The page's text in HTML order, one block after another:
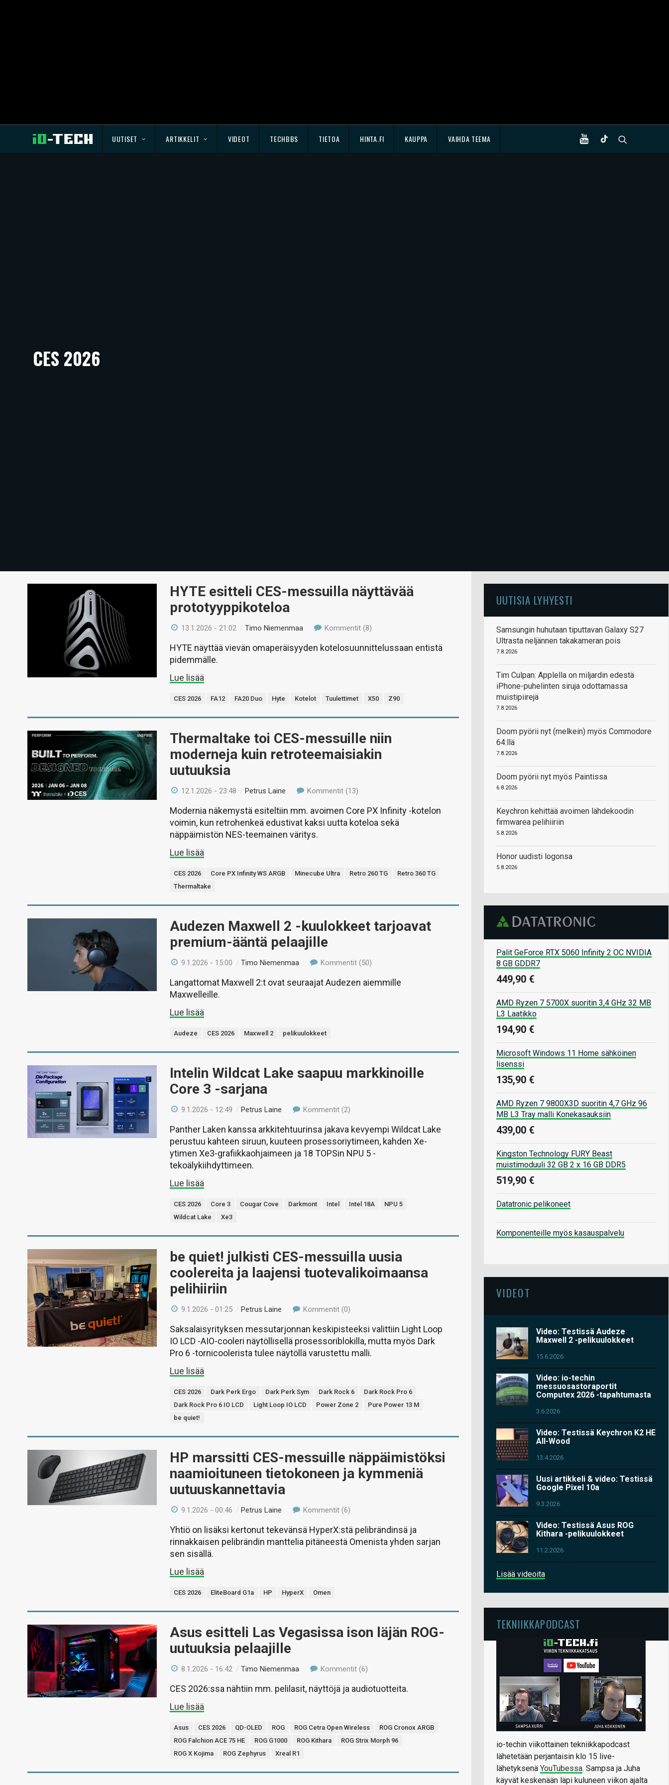
UUTISET ARTIKKELIT VIDEOT TECHBBS TIETOA HINTA.FI KAUPPA VAIHDA TEEMA
CES 2026
HYTE esitteli CES-messuilla näyttävää
prototyyppikoteloa
13.1.2026 - 21:02 /Timo Niemenmaa Kommentit (8)
HYTE näyttää vievän omaperäisyyden kotelosuunnittelussaan entistä
pidemmälle.
Lue lisää
CES 2026 FA12 FA20 Duo Hyte Kotelot Tuulettimet X50 Z90
Thermaltake toi CES-messuille niin
moderneja kuin retroteemaisiakin
uutuuksia
12.1.2026 - 23:48 /Petrus Laine Kommentit (13)
Modernia näkemystä esiteltiin mm. avoimen Core PX Infinity -kotelon
voimin, kun retrohenkeä edustivat kaksi uutta koteloa sekä
näppäimistön NES-teemainen väritys.
Lue lisää
CES 2026 Core PX Infinity WS ARGB Minecube Ultra Retro 260 TG
Retro 360 TG
Thermaltake
Audezen Maxwell 2 -kuulokkeet tarjoavat
premium-ääntä pelaajille
9.1.2026 - 15:00 /Timo Niemenmaa Kommentit (50)
Langattomat Maxwell 2:t ovat seuraajat Audezen aiemmille
Maxwelleille.
Lue lisää
Audeze CES 2026 Maxwell 2 pelikuulokkeet
Intelin Wildcat Lake saapuu markkinoille
Core 3 -sarjana
9.1.2026 - 12:49 /Petrus Laine Kommentit (2)
Panther Laken kanssa arkkitehtuurinsa jakava kevyempi Wildcat Lake
perustuu kahteen siruun, kuuteen prosessoriytimeen, kahden Xe-
ytimen Xe3-grafiikkaohjaimeen ja 18 TOPSin NPU 5 -
tekoälykiihdyttimeen.
Lue lisää
CES 2026 Core 3 Cougar Cove Darkmont Intel Intel 18A
NPU 5
Wildcat Lake
Xe3
be quiet! julkisti CES-messuilla uusia
coolereita ja laajensi tuotevalikoimaansa
pelihiiriin
9.1.2026 - 01:25 /Petrus Laine Kommentit (0)
Saksalaisyrityksen messutarjonnan keskipisteeksi valittiin Light Loop
IO LCD -AIO-cooleri näytöllisellä prosessoriblokilla, mutta myös Dark
Pro 6 -tornicoolerista tulee näytöllä varustettu malli.
Lue lisää
CES 2026 Dark Perk Ergo Dark Perk Sym Dark Rock 6
Dark Rock Pro 6
Dark Rock Pro 6 IO LCD
Light Loop IO LCD Power Zone 2
Pure Power 13 M
be quiet!
HP marssitti CES-messuille näppäimistöksi
naamioituneen tietokoneen ja kymmeniä
uutuuskannettavia
9.1.2026 - 00:46 /Petrus Laine Kommentit (6)
Yhtiö on lisäksi kertonut tekevänsä HyperX:stä pelibrändinsä ja
rinnakkaisen pelibrändin manttelia pitäneestä Omenista yhden sarjan
sen sisällä.
Lue lisää
CES 2026 EliteBoard G1a HP HyperX Omen
Asus esitteli Las Vegasissa ison läjän ROG-
uutuuksia pelaajille
8.1.2026 - 16:42 /Timo Niemenmaa Kommentit (6)
CES 2026:ssa nähtiin mm. pelilasit, näyttöjä ja audiotuotteita.
Lue lisää
Asus CES 2026 QD-OLED ROG ROG Cetra Open Wireless
ROG Cronox ARGB
ROG Falchion ACE 75 HE
ROG G1000 ROG Kithara
ROG Strix Morph 96
ROG X Kojima
ROG Zephyrus Xreal R1
UUTISIA LYHYESTI
Samsungin huhutaan tiputtavan Galaxy S27
Ultrasta neljännen takakameran pois
7.8.2026
Tim Culpan: Applella on miljardin edestä
iPhone-puhelinten siruja odottamassa
muistipiirejä
7.8.2026
Doom pyörii nyt (melkein) myös Commodore
64:llä
7.8.2026
Doom pyörii nyt myös Paintissa
6.8.2026
Keychron kehittää avoimen lähdekoodin
firmwarea pelihiiriin
5.8.2026
Honor uudisti logonsa
5.8.2026
Palit GeForce RTX 5060 Infinity 2 OC NVIDIA
8 GB GDDR7
449,90 €
AMD Ryzen 7 5700X suoritin 3,4 GHz 32 MB
L3 Laatikko
194,90 €
Microsoft Windows 11 Home sähköinen
lisenssi
135,90 €
AMD Ryzen 7 9800X3D suoritin 4,7 GHz 96
MB L3 Tray malli Konekasauksiin
439,00 €
Kingston Technology FURY Beast
muistimoduuli 32 GB 2 x 16 GB DDR5
519,90 €
Datatronic pelikoneet
Komponenteille myös kasauspalvelu
VIDEOT
Video: Testissä Audeze
Maxwell 2 -pelikuulokkeet
15.6.2026
Video: io-techin
messuosastoraportit
Computex 2026 -tapahtumasta
3.6.2026
Video: Testissä Keychron K2 HE
All-Wood
13.4.2026
Uusi artikkeli & video: Testissä
Google Pixel 10a
9.3.2026
Video: Testissä Asus ROG
Kithara -pelikuulokkeet
11.2.2026
Lisää videoita
TEKNIIKKAPODCAST
io-techin viikottainen tekniikkapodcast
lähetetään perjantaisin klo 15 live-
lähetyksenä YouTubessa. Sampsa ja Juha
käyvät keskenään läpi kuluneen viikon ajalta